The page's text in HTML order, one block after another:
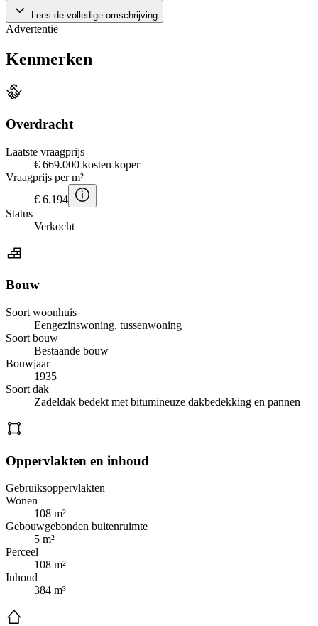
Lees de volledige omschrijving
Advertentie
Kenmerken
Overdracht
Laatste vraagprijs
€ 669.000 kosten koper
Vraagprijs per m²
€ 6.194
Status
Verkocht
Bouw
Soort woonhuis
Eengezinswoning, tussenwoning
Soort bouw
Bestaande bouw
Bouwjaar
1935
Soort dak
Zadeldak bedekt met bitumineuze dakbedekking en pannen
Oppervlakten en inhoud
Gebruiksoppervlakten
Wonen
108 m²
Gebouwgebonden buitenruimte
5 m²
Perceel
108 m²
Inhoud
384 m³